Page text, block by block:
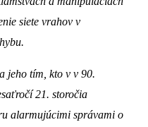
siete vrahov v
jeho tím, kto v v 90.
21. storočia
alarmujúcimi správami o